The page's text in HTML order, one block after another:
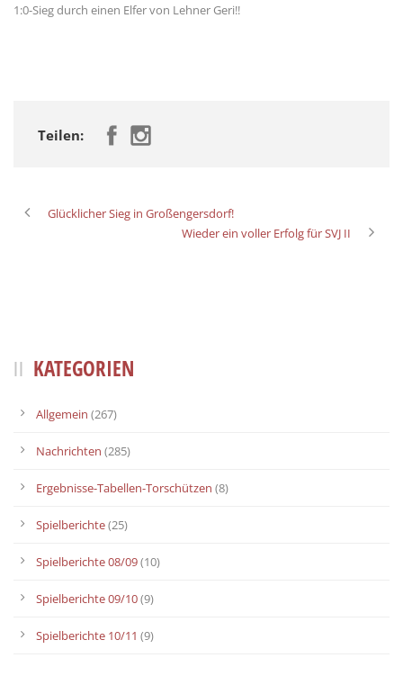
1:0-Sieg durch einen Elfer von Lehner Geri!!
Teilen:
Glücklicher Sieg in Großengersdorf!
Wieder ein voller Erfolg für SVJ II
KATEGORIEN
Allgemein (267)
Nachrichten (285)
Ergebnisse-Tabellen-Torschützen (8)
Spielberichte(25)
Spielberichte 08/09(10)
Spielberichte 09/10(9)
Spielberichte 10/11 (9)